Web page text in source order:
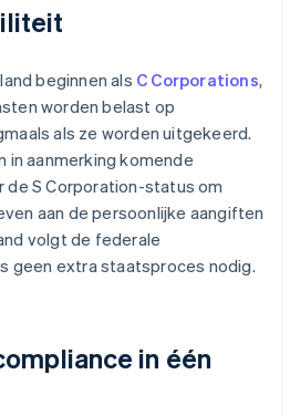
beginnen als C Corporations,
worden belast op
als ze worden uitgekeerd.
in aanmerking komende
de S Corporation-status om
aan de persoonlijke aangiften
volgt de federale
geen extra staatsproces nodig.
in één